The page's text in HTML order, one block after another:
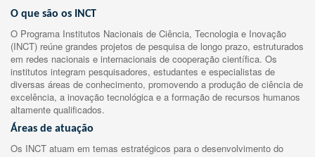
O que são os INCT
O Programa Institutos Nacionais de Ciência, Tecnologia e Inovação
(INCT) reúne grandes projetos de pesquisa de longo prazo, estruturados
em redes nacionais e internacionais de cooperação científica. Os
institutos integram pesquisadores, estudantes e especialistas de
diversas áreas de conhecimento, promovendo a produção de ciência de
excelência, a inovação tecnológica e a formação de recursos humanos
altamente qualificados.
Áreas de atuação
Os INCT atuam em temas estratégicos para o desenvolvimento do